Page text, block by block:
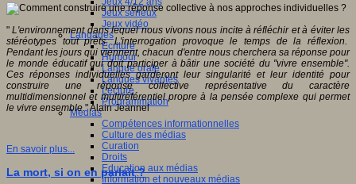
Jeux sérieux
Jeux vidéo
Langages
Ecriture
Humour
Langue orale
Langues vivantes
Lecture
Programmation
Médias
Compétences informationnelles
Culture des médias
Curation
Droits
Education aux médias
Information et nouveaux médias
"L'environnement dans lequel nous vivons nous incite à réfléchir et à éviter les
stéréotypes tout prêts. L'interrogation provoque le temps de la réflexion.
Pendant les jours qui viennent, chacun d'entre nous cherchera sa réponse pour
le monde éducatif qui doit participer à bâtir une société du "vivre ensemble".
Ces réponses individuelles garderont leur singularité et leur identité pour
construire une réponse collective représentative du caractère
multidimensionnel et multiréférentiel propre à la pensée complexe qui permet
le vivre ensemble." Alain Jeannel
En savoir plus...
La mort, si on en parlait ?